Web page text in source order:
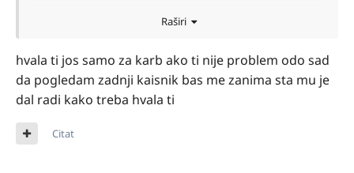
OK. Kad otvori, probaj da igras prstima leva
KLAP to nije u redu. Kad kajsnica otvara, podloga
velikog federa MORA da se okrece zajedno sa
njom ako nije tako nije u redu(toliko mogu ovako
forumski)
Raširi
hvala ti jos samo za karb ako ti nije problem odo sad
da pogledam zadnji kaisnik bas me zanima sta mu je
dal radi kako treba hvala ti
Citat